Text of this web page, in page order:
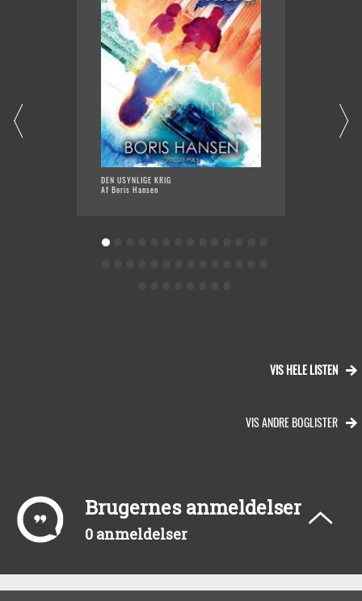
DEN USYNLIGE KRIG
Af Boris Hansen
VIS HELE LISTEN
VIS ANDRE BOGLISTER
Brugernes anmeldelser
0 anmeldelser